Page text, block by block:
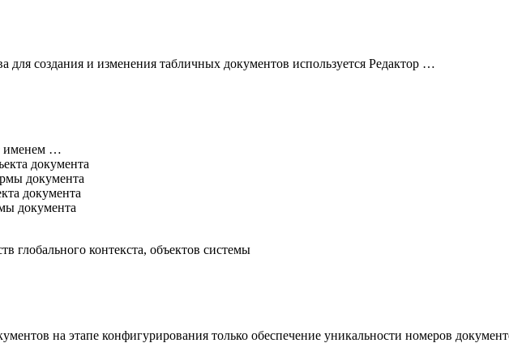
для создания и изменения табличных документов используется Редактор …
именем …
документа
документа
документа
документа
глобального контекста, объектов системы
на этапе конфигурирования только обеспечение уникальности номеров